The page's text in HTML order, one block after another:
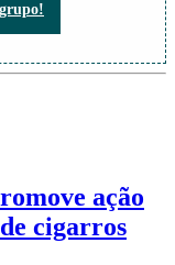
ação
cigarros